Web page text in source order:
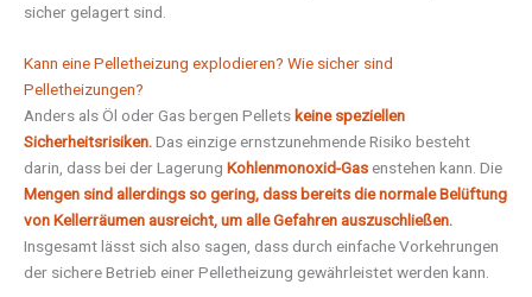
sicher gelagert sind.
Kann eine Pelletheizung explodieren? Wie sicher sind
Pelletheizungen?
Anders als Öl oder Gas bergen Pellets keine speziellen
Sicherheitsrisiken.Das einzige ernstzunehmende Risiko besteht
darin, dass bei der Lagerung Kohlenmonoxid-Gas enstehen kann. Die
Mengen sind allerdings so gering, dass bereits die normale Belüftung
von Kellerräumenausreicht, um alle Gefahren auszuschließen.
Insgesamt lässt sich also sagen, dass durch einfache Vorkehrungen
der sichere Betrieb einer Pelletheizung gewährleistet werden kann.